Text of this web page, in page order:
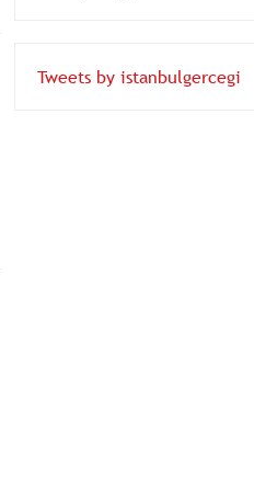
Tweets by istanbulgercegi